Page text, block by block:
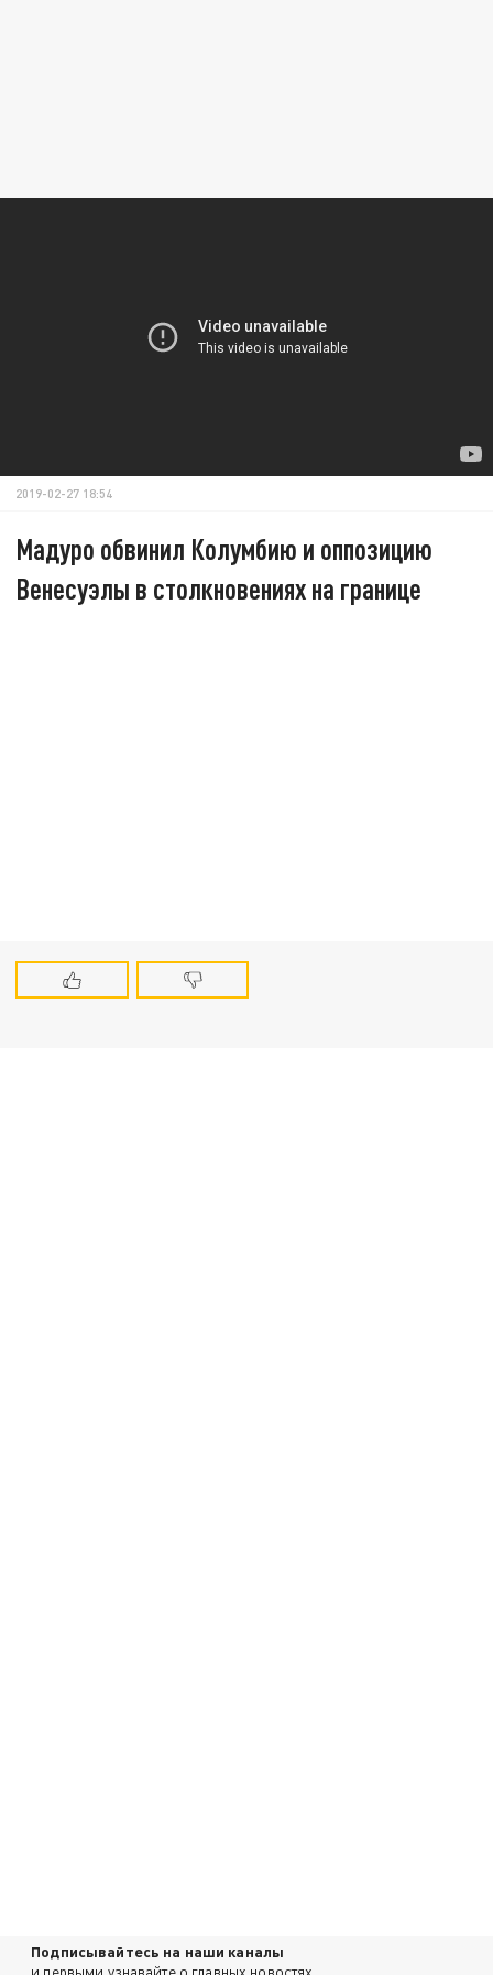
2019-02-27 18:54
Мадуро обвинил Колумбию и оппозицию
Венесуэлы в столкновениях на границе
Подписывайтесь на наши каналы